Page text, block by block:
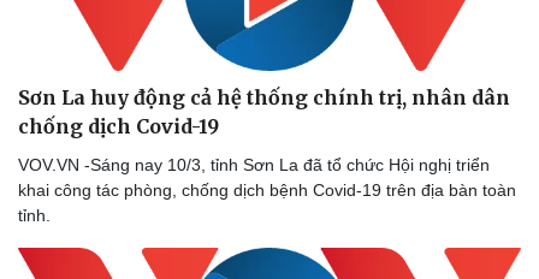
Sơn La huy động cả hệ thống chính trị, nhân dân
chống dịch Covid-19
VOV.VN -Sáng nay 10/3, tỉnh Sơn La đã tổ chức Hội nghị triển
khai công tác phòng, chống dịch bệnh Covid-19 trên địa bàn toàn
tỉnh.